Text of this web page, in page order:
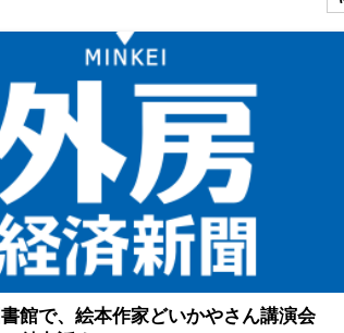
館で、絵本作家どいかやさん講演会